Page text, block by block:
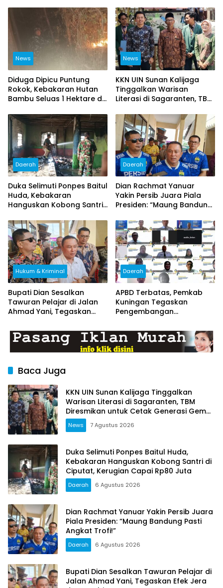
News
Diduga Dipicu Puntung
Rokok, Kebakaran Hutan
Bambu Seluas 1 Hektare di
Dipadamkan
News
KKN UIN Sunan Kalijaga
Tinggalkan Warisan
Literasi di Sagaranten, TBM
Generasi Gemar Membaca
Daerah
Duka Selimuti Ponpes Baitul
Huda, Kebakaran
Hanguskan Kobong Santri
Rp80 Juta
Daerah
Dian Rachmat Yanuar
Yakin Persib Juara Piala
Presiden: “Maung Bandung
Hukum & Kriminal
Bupati Dian Sesalkan
Tawuran Pelajar di Jalan
Ahmad Yani, Tegaskan
Bersama
Daerah
APBD Terbatas, Pemkab
Kuningan Tegaskan
Pengembangan
Terhenti
Baca Juga
KKN UIN Sunan Kalijaga Tinggalkan
Warisan Literasi di Sagaranten, TBM
Diresmikan untuk Cetak Generasi Gemar
Membaca
News 7 Agustus 2026
Duka Selimuti Ponpes Baitul Huda,
Kebakaran Hanguskan Kobong Santri di
Ciputat, Kerugian Capai Rp80 Juta
Daerah 6 Agustus 2026
Dian Rachmat Yanuar Yakin Persib Juara
Piala Presiden: “Maung Bandung Pasti
Angkat Trofi!”
Daerah 6 Agustus 2026
Bupati Dian Sesalkan Tawuran Pelajar di
Jalan Ahmad Yani, Tegaskan Efek Jera